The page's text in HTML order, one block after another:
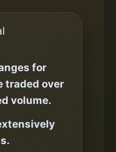
for
traded over
volume.